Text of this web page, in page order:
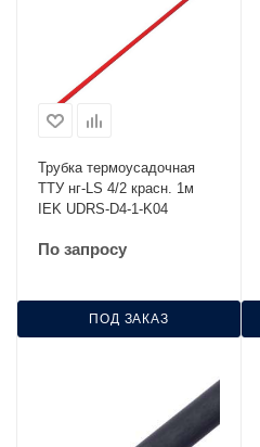
Трубка термоусадочная
ТТУ нг-LS 4/2 красн. 1м
IEK UDRS-D4-1-K04
По запросу
ПОД ЗАКАЗ